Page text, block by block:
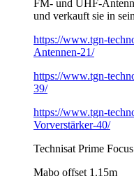
FM- und UHF-
und verkauft sie in
https://www.tgn-
Antennen-21/
https://www.tgn-
39/
https://www.tgn-
Vorverstärker-40/
Technisat Prime
Mabo offset 1.15m